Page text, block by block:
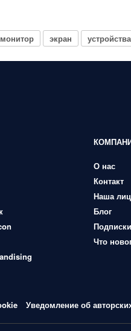
монитор экран устройства
О нас
Контакт
Наша
Блог
Что
Уведомление об